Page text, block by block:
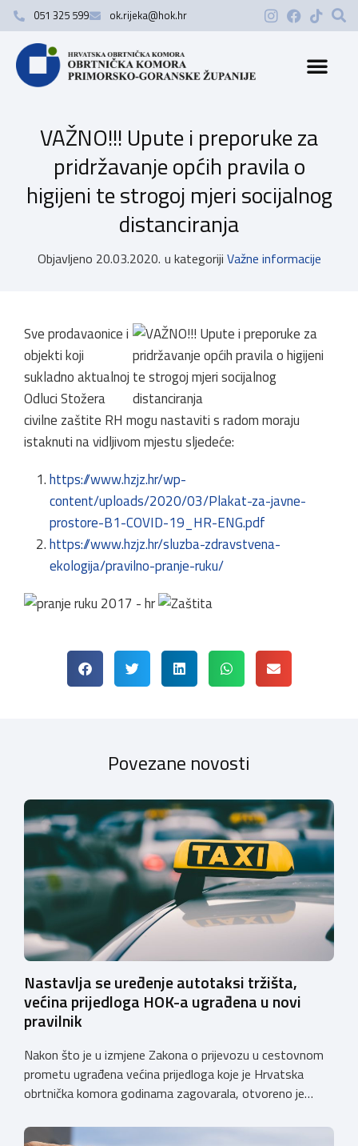
051 325 599 ok.rijeka@hok.hr
VAŽNO!!! Upute i preporuke za
pridržavanje općih pravila o
higijeni te strogoj mjeri socijalnog
distanciranja
Objavljeno 20.03.2020. u kategoriji Važne informacije
Sve prodavaonice i
objekti koji
sukladno aktualnoj
Odluci Stožera
civilne zaštite RH mogu nastaviti s radom moraju
istaknuti na vidljivom mjestu sljedeće:
https://www.hzjz.hr/wp-
content/uploads/2020/03/Plakat-za-javne-
prostore-B1-COVID-19_HR-ENG.pdf
https://www.hzjz.hr/sluzba-zdravstvena-
ekologija/pravilno-pranje-ruku/
Povezane novosti
Nastavlja se uređenje autotaksi tržišta,
većina prijedloga HOK-a ugrađena u novi
pravilnik
Nakon što je u izmjene Zakona o prijevozu u cestovnom
prometu ugrađena većina prijedloga koje je Hrvatska
obrtnička komora godinama zagovarala, otvoreno je
dopunama Pravilnika o posebnim uvjetima za vozila